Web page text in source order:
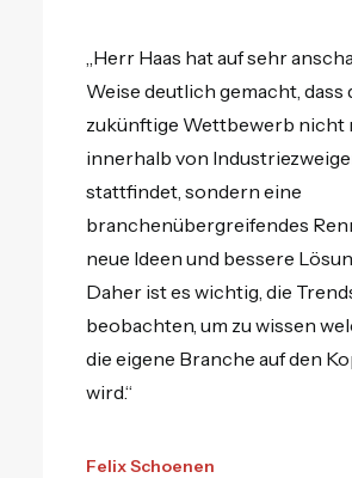
„Herr Haas hat auf sehr
Weise deutlich gemacht, dass
zukünftige Wettbewerb nicht
innerhalb von
stattfindet, sondern eine
branchenübergreifendes
neue Ideen und bessere
Daher ist es wichtig, die
beobachten, um zu wissen
die eigene Branche auf den
wird.“
Felix Schoenen